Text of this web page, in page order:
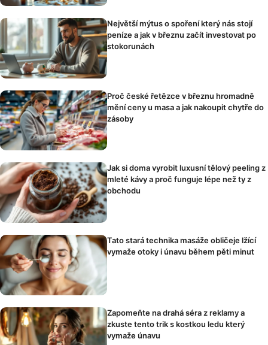
Největší mýtus o spoření který nás stojí
peníze a jak v březnu začít investovat po
stokorunách
Proč české řetězce v březnu hromadně
mění ceny u masa a jak nakoupit chytře do
zásoby
Jak si doma vyrobit luxusní tělový peeling z
mleté kávy a proč funguje lépe než ty z
obchodu
Tato stará technika masáže obličeje lžící
vymaže otoky i únavu během pěti minut
Zapomeňte na drahá séra z reklamy a
zkuste tento trik s kostkou ledu který
vymaže únavu